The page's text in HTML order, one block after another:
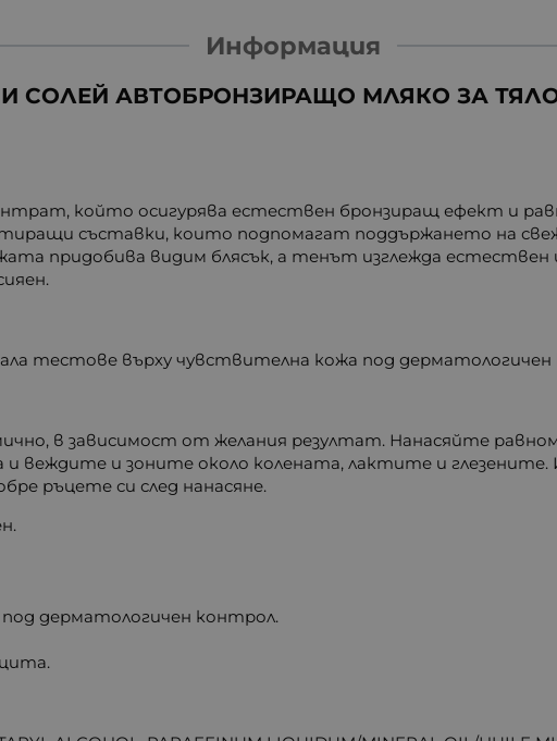
Информация
СОЛЕЙ АВТОБРОНЗИРАЩО МЛЯКО ЗА ТЯЛО
който осигурява естествен бронзиращ ефект и
съставки, които подпомагат поддържането на
придобива видим блясък, а тенът изглежда естествен
тестове върху чувствителна кожа под
в зависимост от желания резултат. Нанасяйте
веждите и зоните около колената, лактите и глезените.
ръцете си след нанасяне.
дерматологичен контрол.